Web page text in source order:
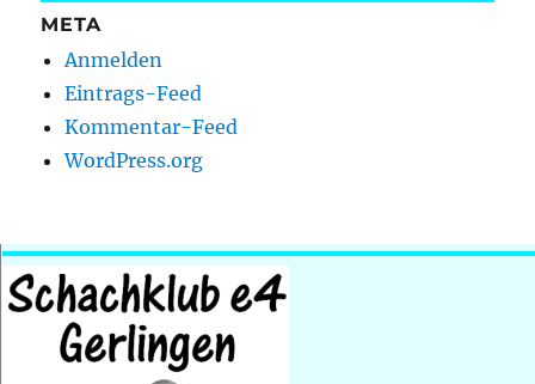
META
Anmelden
Eintrags-Feed
Kommentar-Feed
WordPress.org